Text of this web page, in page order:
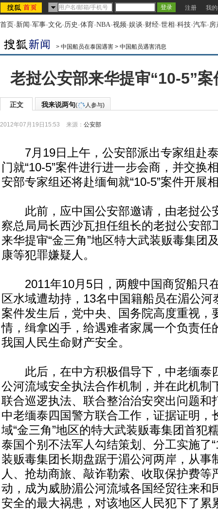
注册 我
首页-新闻-军事-文化-历史-体育-NBA-视频-娱谈-财经-世相-科技-汽车-房
> 中国船员在泰国遇害 > 中国船员遇害消息
老挝公安部来华提审“10-5”
正文 我来说两句( 人参与)
2012年07月19日15:53 来源： 公安部
7月19日上午，公安部派出专家组赴
门就“10-5”案件进行进一步会商，并交换
安部专家组还将赴缅甸就“10-5”案件开展
此前，应中国公安部邀请，由老挝公
察总局局长西沙瓦担任组长的老挝公安部
来华提审“金三角”地区特大武装贩毒集团
康等犯罪嫌疑人。
2011年10月5日，两艘中国商贸船只在
区水域遭劫持，13名中国籍船员在湄公河
案件发生后，党中央、国务院高度重视，
情，缉拿凶手，给遇难者家属一个负责任
我国人民生命财产安全。
此后，在中方积极倡导下，中老缅泰
公河流域安全执法合作机制，并在此机制
联合巡逻执法、联合整治治安突出问题和
中老缅泰四国警方联合工作，证据证明，
域“金三角”地区的特大武装贩毒集团首犯
泰国个别不法军人勾结策划、分工实施了
装贩毒集团长期盘踞于湄公河两岸，从事
人、抢劫商旅、敲诈勒索、收取保护费等
动，成为威胁湄公河流域各国经贸往来和
安全的最大祸患，对该地区人民犯下了累